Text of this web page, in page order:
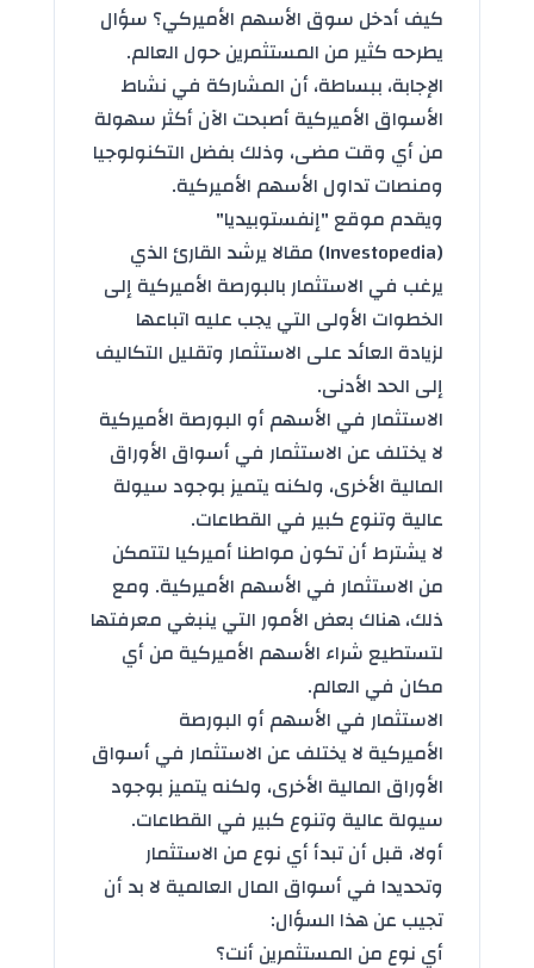
كيف أدخل سوق الأسهم الأميركي؟ سؤال
يطرحه كثير من المستثمرين حول العالم.
الإجابة، ببساطة، أن المشاركة في نشاط
الأسواق الأميركية أصبحت الآن أكثر سهولة
من أي وقت مضى، وذلك بفضل التكنولوجيا
ومنصات تداول الأسهم الأميركية.
ويقدم موقع "إنفستوبيديا"
(Investopedia) مقالا يرشد القارئ الذي
يرغب في الاستثمار بالبورصة الأميركية إلى
الخطوات الأولى التي يجب عليه اتباعها
لزيادة العائد على الاستثمار وتقليل التكاليف
إلى الحد الأدنى.
الاستثمار في الأسهم أو البورصة الأميركية
لا يختلف عن الاستثمار في أسواق الأوراق
المالية الأخرى، ولكنه يتميز بوجود سيولة
عالية وتنوع كبير في القطاعات.
لا يشترط أن تكون مواطنا أميركيا لتتمكن
من الاستثمار في الأسهم الأميركية. ومع
ذلك، هناك بعض الأمور التي ينبغي معرفتها
لتستطيع شراء الأسهم الأميركية من أي
مكان في العالم.
الاستثمار في الأسهم أو البورصة
الأميركية لا يختلف عن الاستثمار في أسواق
الأوراق المالية الأخرى، ولكنه يتميز بوجود
سيولة عالية وتنوع كبير في القطاعات.
أولا، قبل أن تبدأ أي نوع من الاستثمار
وتحديدا في أسواق المال العالمية لا بد أن
تجيب عن هذا السؤال:
أي نوع من المستثمرين أنت؟